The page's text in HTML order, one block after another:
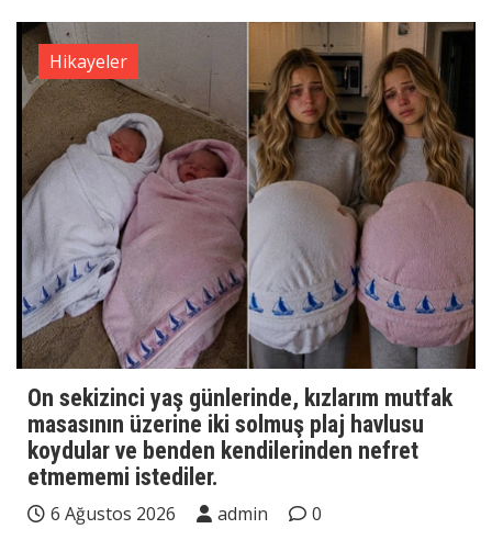
Hikayeler
On sekizinci yaş günlerinde, kızlarım mutfak
masasının üzerine iki solmuş plaj havlusu
koydular ve benden kendilerinden nefret
etmememi istediler.
6 Ağustos 2026 admin
0